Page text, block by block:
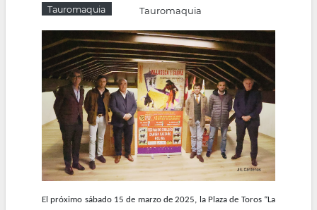
Tauromaquia Tauromaquia
El próximo sábado 15 de marzo de 2025, la Plaza de Toros “La